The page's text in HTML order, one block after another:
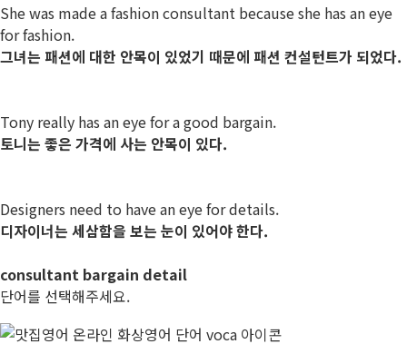
She was made a fashionconsultant because she has an eye
for fashion.
그녀는 패션에 대한 안목이 있었기 때문에 패션 컨설턴트가 되었다.
Tony really has an eyefor a good bargain.
토니는 좋은 가격에 사는 안목이 있다.
Designers need to have an eyefordetails.
디자이너는 세삼함을 보는 눈이 있어야 한다.
consultant bargain detail
단어를 선택해주세요.